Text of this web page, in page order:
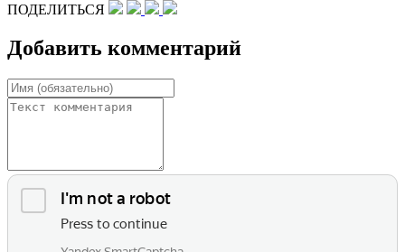
ПОДЕЛИТЬСЯ
Добавить комментарий